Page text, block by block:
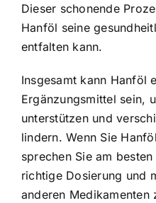
Dieser schonende
Hanföl seine
entfalten kann.
Insgesamt kann Hanföl
Ergänzungsmittel sein,
unterstützen und
lindern. Wenn Sie
sprechen Sie am
richtige Dosierung und
anderen Medikamenten